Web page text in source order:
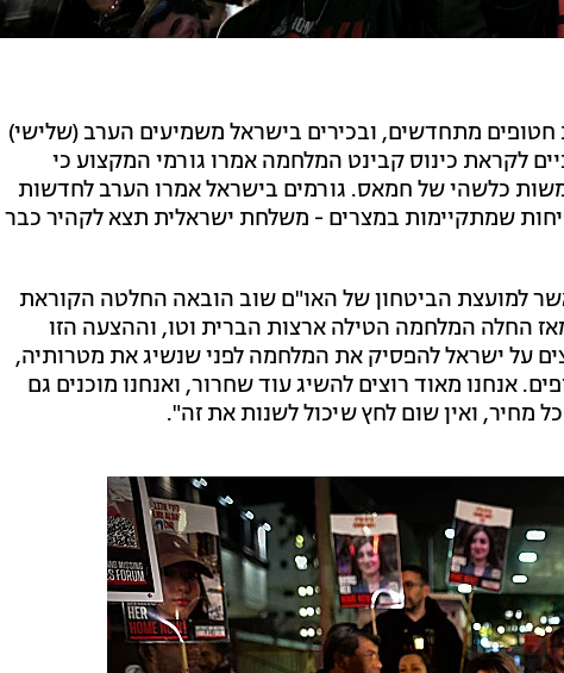
מתחדשים, ובכירים בישראל משמיעים הערב (שלישי)
לקראת כינוס קבינט המלחמה אמרו גורמי המקצוע כי
כלשהי של חמאס. גורמים בישראל אמרו הערב לחדשות
שמתקיימות במצרים - משלחת ישראלית תצא לקהיר כבר
למועצת הביטחון של האו"ם שוב הובאה החלטה הקוראת
החלה המלחמה הטילה ארצות הברית וטו, וההצעה הזו
על ישראל להפסיק את המלחמה לפני שנשיג את מטרותיה,
אנחנו מאוד רוצים להשיג עוד שחרור, ואנחנו מוכנים גם
מחיר, ואין שום לחץ שיכול לשנות את זה".